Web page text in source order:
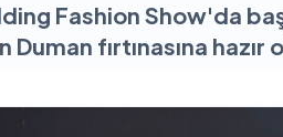
Fashion Show'da
Duman fırtınasına hazır